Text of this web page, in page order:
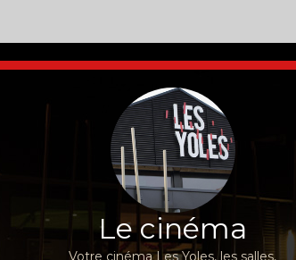
Le cinéma
Votre cinéma Les Yoles, les salles,